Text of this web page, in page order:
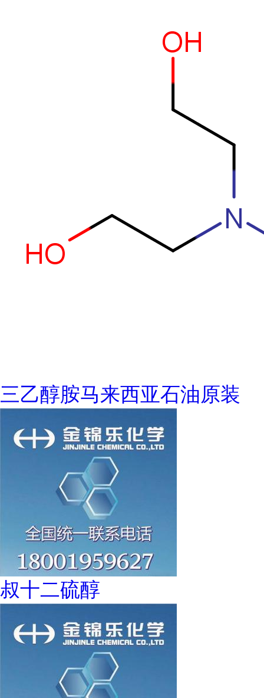
三乙醇胺马来西亚石油原装
叔十二硫醇